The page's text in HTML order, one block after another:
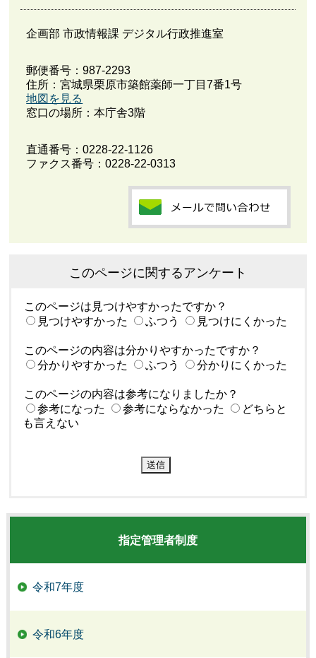
企画部 市政情報課 デジタル行政推進室
郵便番号：987-2293
住所：宮城県栗原市築館薬師一丁目7番1号
地図を見る
窓口の場所：本庁舎3階
直通番号：0228-22-1126
ファクス番号：0228-22-0313
このページに関するアンケート
このページは見つけやすかったですか？
見つけやすかった
ふつう 見つけにくかった
このページの内容は分かりやすかったですか？
分かりやすかった
ふつう 分かりにくかった
このページの内容は参考になりましたか？
参考になった
参考にならなかった
どちらと
も言えない
指定管理者制度
令和7年度
令和6年度